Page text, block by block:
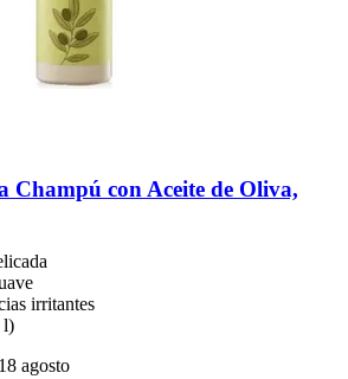
Champú con Aceite de Oliva,
irritantes
l)
agosto